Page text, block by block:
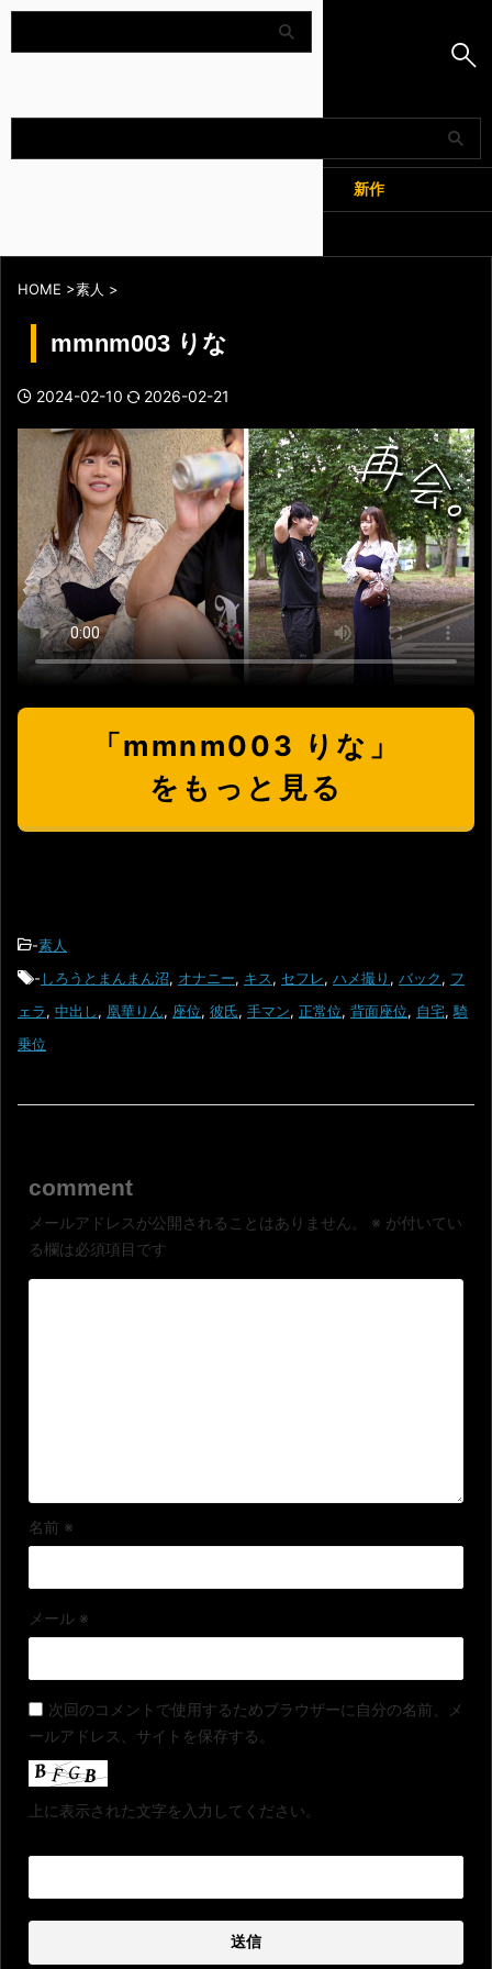
Amapedia
新作
HOME >素人 >
mmnm003 りな
2024-02-10 2026-02-21
「mmnm003 りな」
をもっと見る
-素人
-しろうとまんまん沼, オナニー, キス, セフレ, ハメ撮り , バック, フ
ェラ, 中出し, 凰華りん, 座位, 彼氏, 手マン, 正常位, 背面座位, 自宅, 騎
乗位
comment
メールアドレスが公開されることはありません。 ※ が付いてい
る欄は必須項目です
名前 ※
メール ※
次回のコメントで使用するためブラウザーに自分の名前、メ
ールアドレス、サイトを保存する。
上に表示された文字を入力してください。